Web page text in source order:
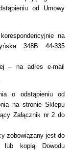
od Umowy
na
348B 44-335
– na adres e-mail
o odstąpieniu od
na stronie Sklepu
Załącznik nr 2 do
zobowiązany jest do
lub kopią Dowodu